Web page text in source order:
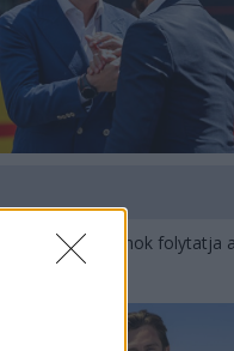
F2-es bajnok folytatja